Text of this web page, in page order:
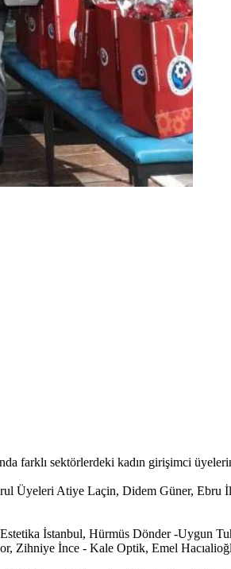
farklı sektörlerdeki kadın girişimci
Üyeleri Atiye Laçin, Didem Güner,
İstanbul, Hürmüs Dönder -Uygun
Zihniye İnce - Kale Optik, Emel